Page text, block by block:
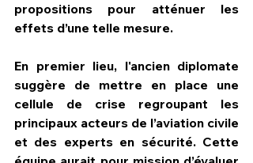
propositions pour atténuer les
effets d’une telle mesure.
En premier lieu, l'ancien diplomate
suggère de mettre en place une
cellule de crise regroupant les
principaux acteurs de l’aviation civile
et des experts en sécurité. Cette